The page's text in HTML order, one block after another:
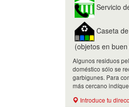
Servicio
Caseta
(objetos en
Algunos residuos
doméstico sólo se
garbigunes. Para
más cercano
Introduce tu